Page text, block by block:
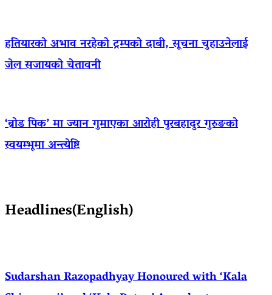
हतियारको अभाव नरहेको ट्रम्पको दाबी, सूचना चुहाउनेलाई
जेल सजायको चेतावनी
‘ब्रोड पिक’ मा ज्यान गुमाएका आराेही पुरबहादुर गुरुङको
स्वयम्भूमा अन्त्येष्टि
Headlines(English)
Sudarshan Razopadhyay Honoured with ‘Kala